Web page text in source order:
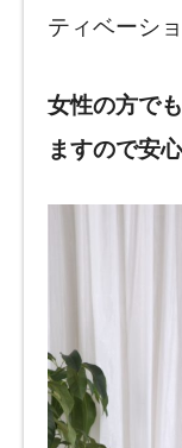
ティベーシ
女性の方で
ますので安